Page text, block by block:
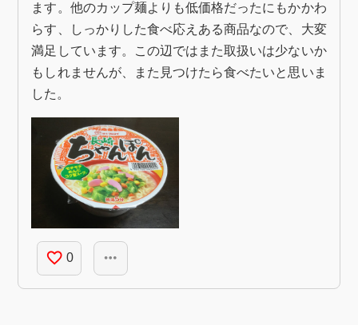
ます。他のカップ麺よりも低価格だったにもかかわ
らす、しっかりした食べ応えある商品なので、大変
満足しています。この辺ではまた取扱いは少ないか
もしれませんが、また見つけたら食べたいと思いま
した。
favorite_border 0 more_horiz